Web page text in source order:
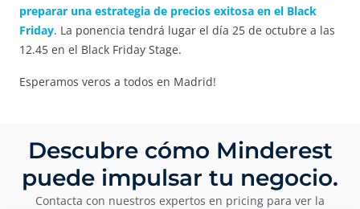
preparar una estrategia de precios exitosa en el Black
Friday. La ponencia tendrá lugar el día 25 de octubre a las
12.45 en el Black Friday Stage.
Esperamos veros a todos en Madrid!
Descubre cómo Minderest
puede impulsar tu negocio.
Contacta con nuestros expertos en pricing para ver la